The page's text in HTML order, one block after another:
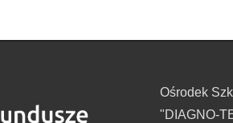
Ośrodek
"DIAGNO-